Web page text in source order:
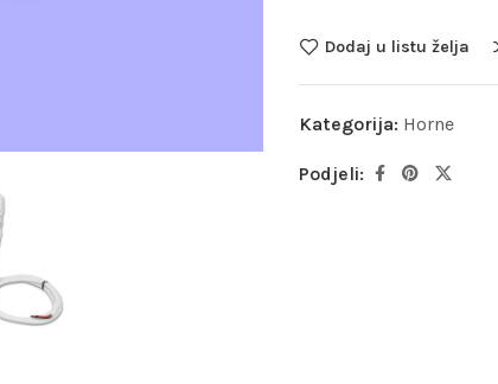
Dodaj u listu želja
Kategorija: Horne
Podjeli: